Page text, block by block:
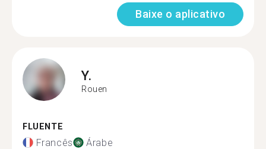
Baixe o aplicativo
Y.
Rouen
FLUENTE
Francês Árabe